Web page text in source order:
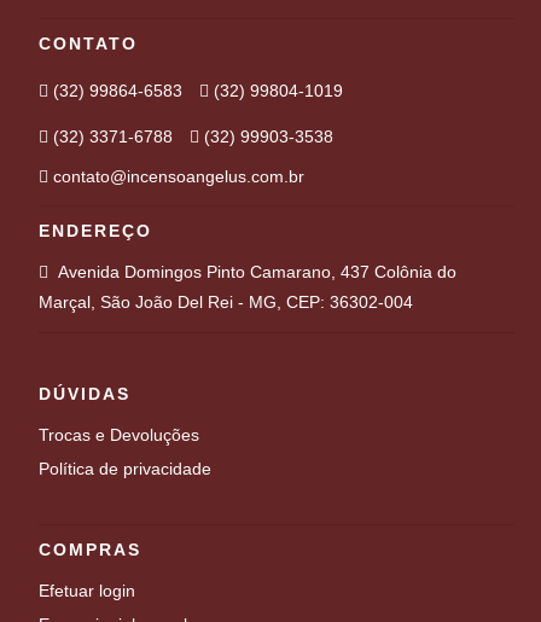
CONTATO
(32) 99864-6583 (32) 99804-1019
(32) 3371-6788 (32) 99903-3538
contato@incensoangelus.com.br
ENDEREÇO
Avenida Domingos Pinto Camarano, 437 Colônia do
Marçal, São João Del Rei - MG, CEP: 36302-004
DÚVIDAS
Trocas e Devoluções
Política de privacidade
COMPRAS
Efetuar login